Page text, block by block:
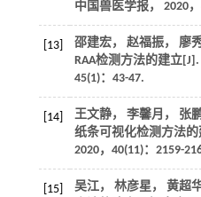
中国兽医学报， 2020，
[13]
邵建宏， 赵福振， 廖
RAA检测方法的建立[J].
45(1)：43-47.
[14]
王文静， 李馨月， 张
纸条可视化检测方法的
2020， 40(11)：2159-
[15]
吴江， 林彦星， 黄超